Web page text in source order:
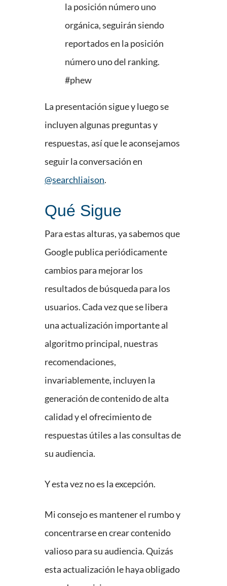
la posición número uno
orgánica, seguirán siendo
reportados en la posición
número uno del ranking.
#phew
La presentación sigue y luego se
incluyen algunas preguntas y
respuestas, así que le aconsejamos
seguir la conversación en
@searchliaison.
Qué Sigue
Para estas alturas, ya sabemos que
Google publica periódicamente
cambios para mejorar los
resultados de búsqueda para los
usuarios. Cada vez que se libera
una actualización importante al
algoritmo principal, nuestras
recomendaciones,
invariablemente, incluyen la
generación de contenido de alta
calidad y el ofrecimiento de
respuestas útiles a las consultas de
su audiencia.
Y esta vez no es la excepción.
Mi consejo es mantener el rumbo y
concentrarse en crear contenido
valioso para su audiencia. Quizás
esta actualización le haya obligado